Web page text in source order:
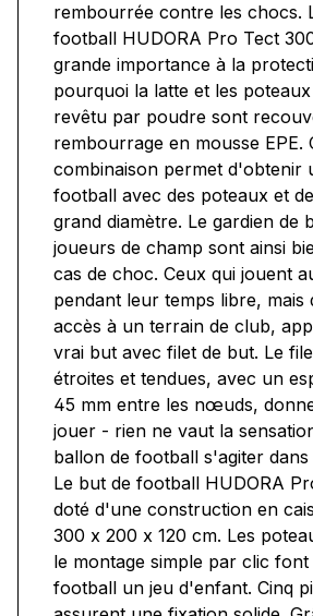
rembourrée contre les chocs.
football HUDORA Pro Tect
grande importance à la
pourquoi la latte et les
revêtu par poudre sont
rembourrage en mousse EPE.
combinaison permet d'obtenir
football avec des poteaux et
grand diamètre. Le gardien de
joueurs de champ sont ainsi
cas de choc. Ceux qui jouent
pendant leur temps libre, mais
accès à un terrain de club,
vrai but avec filet de but. Le
étroites et tendues, avec un
45 mm entre les nœuds,
jouer - rien ne vaut la
ballon de football s'agiter
Le but de football HUDORA
doté d'une construction en
300 x 200 x 120 cm. Les
le montage simple par clic
football un jeu d'enfant. Cinq